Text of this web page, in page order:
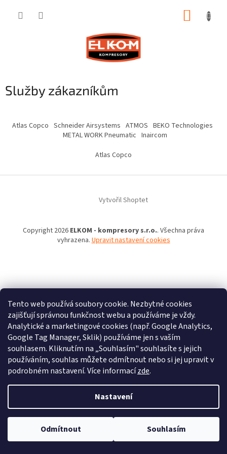
Tento web používá soubory cookie. Nezbytné cookies
zajišťují správnou funkčnost webu a používáme je vždy.
Analytické a marketingové cookies (např. Google Analytics,
Google Tag Manager, Sklik) používáme jen s vaším
souhlasem. Kliknutím na „Souhlasím" souhlasíte s jejich
používáním, souhlas můžete odmítnout nebo si jej upravit v
podrobném nastavení. Více informacízde.
Nastavení
Odmítnout Souhlasím
Služby zákazníkům
Atlas Copco Schneider Airsystems ATMOS BEKO Technologies
METAL WORK Pneumatic Inaircom
Atlas Copco
Vytvořil Shoptet
Copyright 2026 ELKOM - kompresory s.r.o.. Všechna práva
vyhrazena. Upravit nastavení cookies